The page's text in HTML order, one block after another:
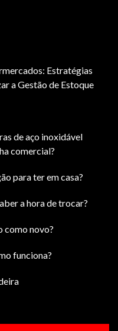
Estratégias
a Gestão de Estoque
de aço inoxidável
comercial?
para ter em casa?
a hora de trocar?
como novo?
funciona?